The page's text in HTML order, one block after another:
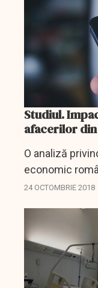
Studiul.
afacerilor
O analiză
economic
noile tehnologii
24 OCTOMBRIE 2018